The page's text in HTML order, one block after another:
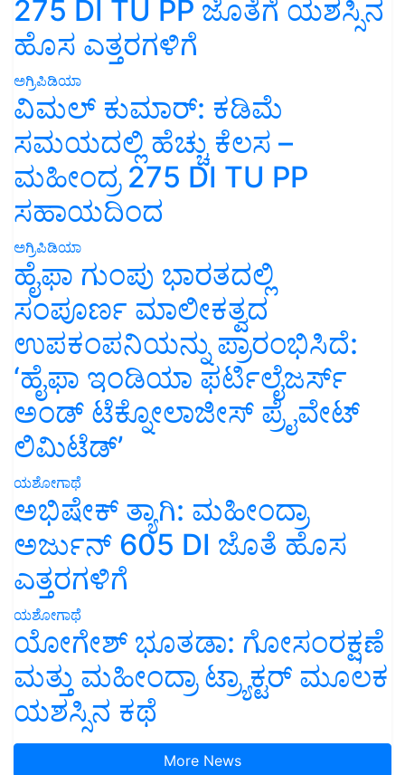
275 DI TU PP ಜೊತೆಗೆ ಯಶಸ್ಸಿನ
ಹೊಸ ಎತ್ತರಗಳಿಗೆ
ಅಗ್ರಿಪಿಡಿಯಾ
ವಿಮಲ್ ಕುಮಾರ್: ಕಡಿಮೆ
ಸಮಯದಲ್ಲಿ ಹೆಚ್ಚು ಕೆಲಸ –
ಮಹೀಂದ್ರ 275 DI TU PP
ಸಹಾಯದಿಂದ
ಅಗ್ರಿಪಿಡಿಯಾ
ಹೈಫಾ ಗುಂಪು ಭಾರತದಲ್ಲಿ
ಸಂಪೂರ್ಣ ಮಾಲೀಕತ್ವದ
ಉಪಕಂಪನಿಯನ್ನು ಪ್ರಾರಂಭಿಸಿದೆ:
‘ಹೈಫಾ ಇಂಡಿಯಾ ಫರ್ಟಿಲೈಜರ್ಸ್
ಅಂಡ್ ಟೆಕ್ನೋಲಾಜೀಸ್ ಪ್ರೈವೇಟ್
ಲಿಮಿಟೆಡ್’
ಯಶೋಗಾಥೆ
ಅಭಿಷೇಕ್ ತ್ಯಾಗಿ: ಮಹೀಂದ್ರಾ
ಅರ್ಜುನ್ 605 DI ಜೊತೆ ಹೊಸ
ಎತ್ತರಗಳಿಗೆ
ಯಶೋಗಾಥೆ
ಯೋಗೇಶ್ ಭೂತಡಾ: ಗೋಸಂರಕ್ಷಣೆ
ಮತ್ತು ಮಹೀಂದ್ರಾ ಟ್ರ್ಯಾಕ್ಟರ್ ಮೂಲಕ
ಯಶಸ್ಸಿನ ಕಥೆ
More News